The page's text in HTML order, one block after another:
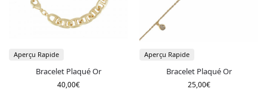
Bracelet Plaqué Or
40,00€
Aperçu Rapide
Bracelet Plaqué Or
25,00€
Aperçu Rapide